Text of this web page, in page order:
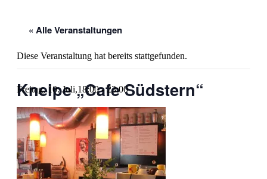
« Alle Veranstaltungen
Diese Veranstaltung hat bereits stattgefunden.
Kneipe „Cafe Südstern“
Freitag, 10. Juli,18:00-23:00